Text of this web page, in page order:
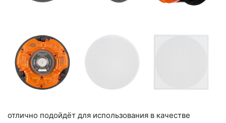
отлично подойдёт для использования в качестве